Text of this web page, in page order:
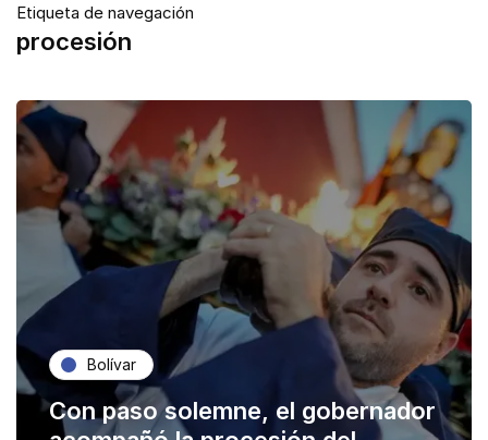
Etiqueta de navegación
procesión
Bolívar
Con paso solemne, el gobernador